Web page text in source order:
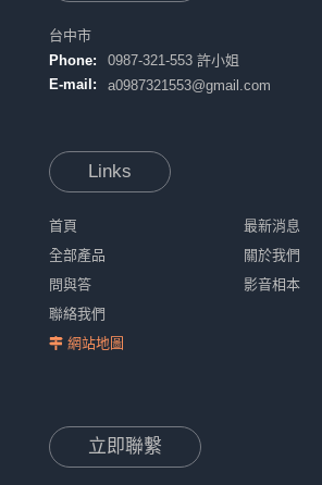
台中市
Phone:
0987-321-553 許小姐
E-mail:
a0987321553@gmail.com
Links
首頁
最新消息
全部產品
關於我們
問與答
影音相本
聯絡我們
網站地圖
立即聯繫